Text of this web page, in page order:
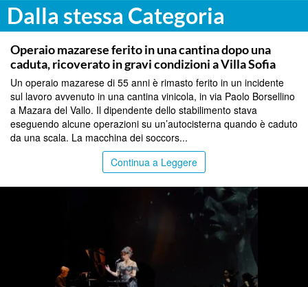
Dalla stessa Categoria
PALERMO
Operaio mazarese ferito in una cantina dopo una
caduta, ricoverato in gravi condizioni a Villa Sofia
Un operaio mazarese di 55 anni è rimasto ferito in un incidente
sul lavoro avvenuto in una cantina vinicola, in via Paolo Borsellino
a Mazara del Vallo. Il dipendente dello stabilimento stava
eseguendo alcune operazioni su un’autocisterna quando è caduto
da una scala. La macchina dei soccors...
Continua a Leggere